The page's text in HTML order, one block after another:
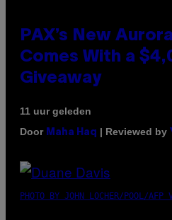
PAX’s New
Comes With a
Giveaway
11 uur geleden
Door Maha Haq | Reviewed by
PHOTO BY JOHN LOCHER/POOL/AFP